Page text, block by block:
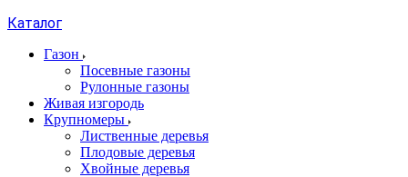
Каталог
Газон
Посевные газоны
Рулонные газоны
Живая изгородь
Крупномеры
Лиственные деревья
Плодовые деревья
Хвойные деревья